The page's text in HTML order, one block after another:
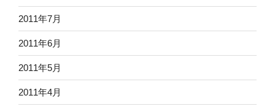
2011年7月
2011年6月
2011年5月
2011年4月